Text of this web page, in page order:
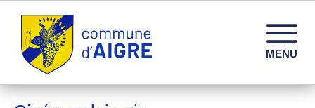
Commune d'Aigre – Infos, services et vie locale en
MENU